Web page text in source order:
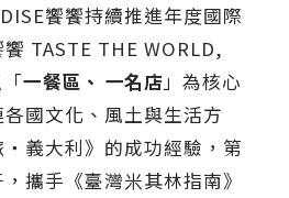
饗饗持續推進年度國際
TASTE THE WORLD,
⼀餐區、 ⼀名店」為核心
國文化、風土與生活方
義大利》的成功經驗，第
攜手《臺灣米其林指南》